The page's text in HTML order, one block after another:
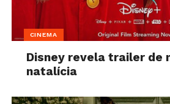
CINEMA
Disney revela trailer de
natalícia